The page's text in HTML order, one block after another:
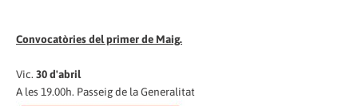
Convocatòries del primer de Maig.
Vic. 30 d'abril
A les 19.00h. Passeig de la Generalitat